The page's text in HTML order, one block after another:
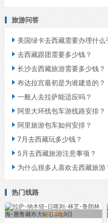
旅游问答
 美国绿卡去西藏需要办理什么
 去西藏跟团需要多少钱？
 长沙去西藏旅游需要多少钱？
 布达拉宫最初是为谁建造的？
 一般人去拉萨能适应吗？
 阿里大环线包车游线路安排？
 阿里旅游包车如何安排？
 7月去西藏玩多少钱？
 5月去西藏旅游注意事项？
 为什么很多人喜欢去西藏旅游
热门线路
¥ 3860